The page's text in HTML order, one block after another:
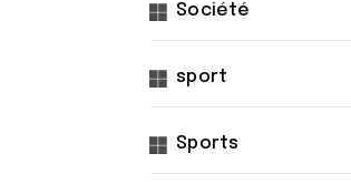
Société
sport
Sports